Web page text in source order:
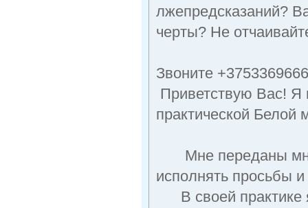
лжeпpeдсказаний?
чeрты? Не
Звоните
Приветствую Вас! Я
практической Белой
Мне переданы
исполнять просьбы
В своей практике